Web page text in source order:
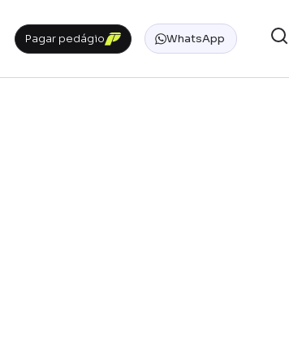
Pagar pedágio WhatsApp